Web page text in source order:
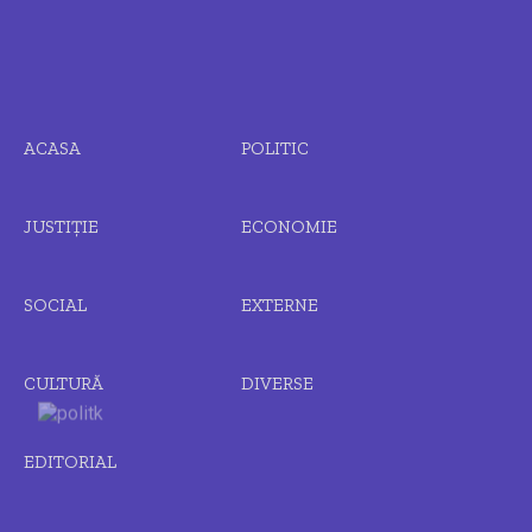
ACASA POLITIC
JUSTIȚIE ECONOMIE
SOCIAL EXTERNE
CULTURĂ DIVERSE
EDITORIAL